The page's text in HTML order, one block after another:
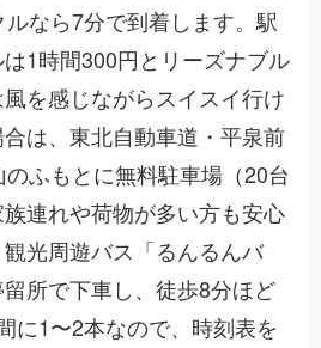
なら7分で到着します。駅
1時間300円とリーズナブル
を感じながらスイスイ行け
は、東北自動車道・平泉前
ふもとに無料駐車場（20台
連れや荷物が多い方も安心
光周遊バス「るんるんバ
所で下車し、徒歩8分ほど
に1〜2本なので、時刻表を